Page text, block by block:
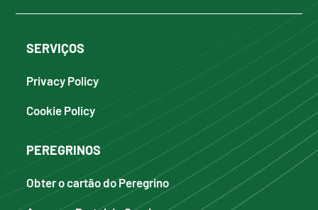
SERVIÇOS
Privacy Policy
Cookie Policy
PEREGRINOS
Obter o cartão do Peregrino